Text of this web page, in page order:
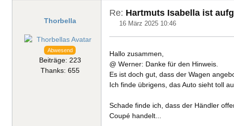
Thorbella
Abwesend
Beiträge: 223
Thanks: 655
Re: Hartmuts Isabella ist
16 März 2025 10:46
Hallo zusammen,
@ Werner: Danke für den Hinweis.
Es ist doch gut, dass der Wagen
Ich finde übrigens, das Auto sieht toll
Schade finde ich, dass der Händler
Coupé handelt...